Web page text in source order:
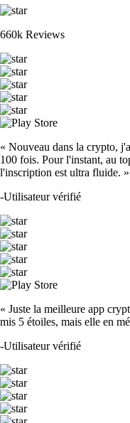
660k Reviews
« Nouveau dans la crypto,
100 fois. Pour l'instant, au
l'inscription est ultra fluide. »
-Utilisateur vérifié
« Juste la meilleure app
mis 5 étoiles, mais elle en
-Utilisateur vérifié